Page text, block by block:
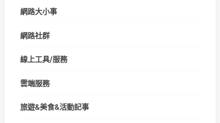
網路大小事
網路社群
線上工具/服務
雲端服務
旅遊&美食&活動記事